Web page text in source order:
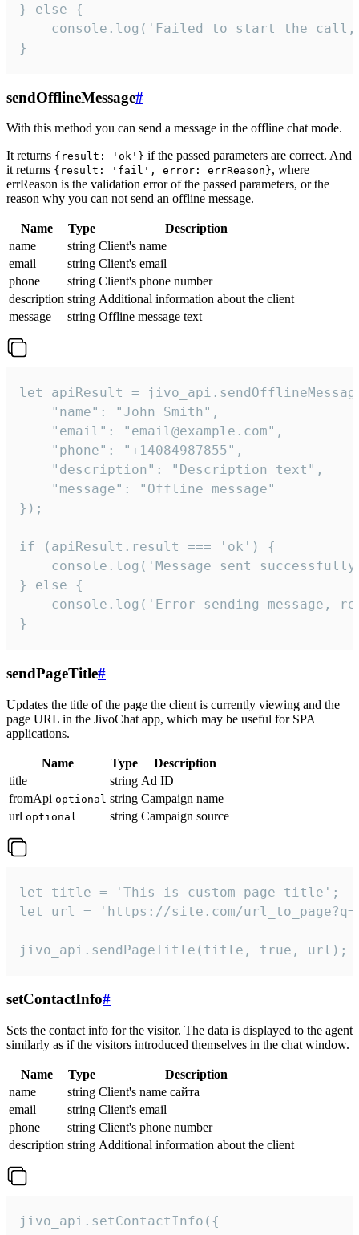
} else {
console.log('Failed to start the
}
sendOfflineMessage#
With this method you can send a message in the offline chat mode.
It returns {result: 'ok'} if the passed parameters are correct. And
it returns {result: 'fail', error: errReason}, where
errReason is the validation error of the passed parameters, or the
reason why you can not send an offline message.
Name Type
Description
name
string Client's name
email
string Client's email
phone
string Client's phone number
description string Additional information about the client
message
string Offline message text
let apiResult =
    "name": "John Smith",
    "email": "email@example.com",
    "phone": "+14084987855",
    "description": "Description text",
    "message": "Offline message"
});
if (apiResult.result === 'ok') {
console.log('Message sent
} else {
console.log('Error sending message,
}
sendPageTitle#
Updates the title of the page the client is currently viewing and the
page URL in the JivoChat app, which may be useful for SPA
applications.
Name Type
Description
title
string Ad ID
fromApi optional string Campaign name
url optional string Campaign source
let title = 'This is custom page title';
let url = 'https://site.com/
jivo_api.sendPageTitle(title, true, url);
setContactInfo#
Sets the contact info for the visitor. The data is displayed to the agent
similarly as if the visitors introduced themselves in the chat window.
Name Type
Description
name
string Client's name сайта
email
string Client's email
phone
string Client's phone number
description string Additional information about the client
jivo_api.setContactInfo({